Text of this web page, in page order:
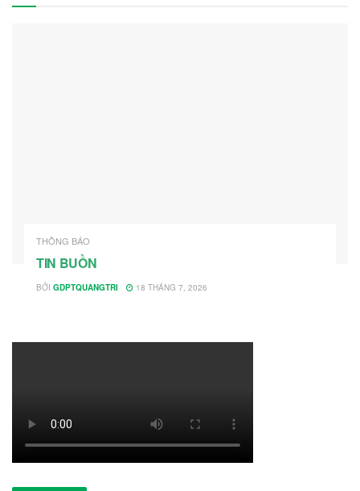
THÔNG BÁO
TIN BUỒN
BỞI GDPTQUANGTRI 18 THÁNG 7, 2026